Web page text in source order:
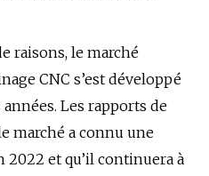
raisons, le marché
CNC s’est développé
Les rapports de
marché a connu une
et qu’il continuera à